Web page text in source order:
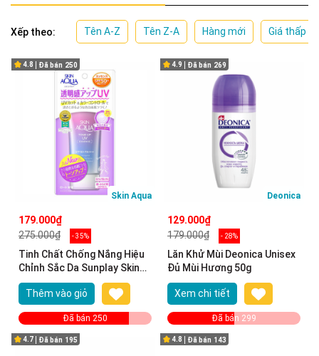
Xếp theo: Tên A-Z Tên Z-A Hàng mới Giá thấp
4.8 Đã bán 250
Skin Aqua
179.000₫
275.000₫
- 35%
Tinh Chất Chống Nắng Hiệu
Chỉnh Sắc Da Sunplay Skin
Aqua Tone Up UV Essence -
Lavender SPF50+/PA++++
50g
Thêm vào giỏ
Đã bán 250
4.9 Đã bán 269
Deonica
129.000₫
179.000₫
- 28%
Lăn Khử Mùi Deonica Unisex
Đủ Mùi Hương 50g
Xem chi tiết
Đã bán 299
4.7 Đã bán 195 4.8 Đã bán 143